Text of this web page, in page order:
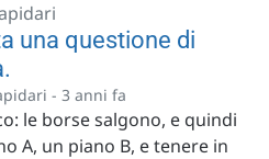
una questione di
- 3 anni fa
le borse salgono, e quindi
A, un piano B, e tenere in